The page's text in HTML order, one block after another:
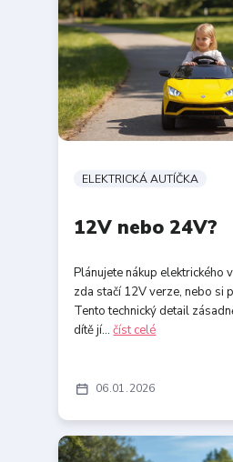
06 01 2026
ELEKTRICKÁ AUTÍČKA
12V nebo 24V?
Plánujete nákup elektrického
zda stačí 12V verze, nebo si
Tento technický detail
dítě jí...číst celé